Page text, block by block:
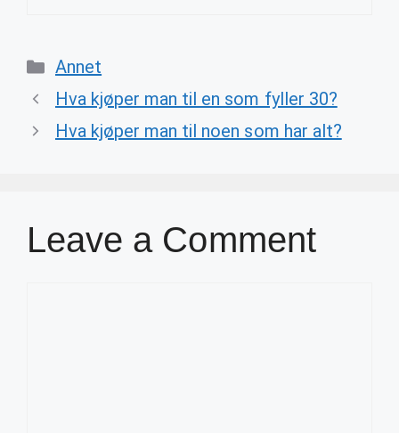
Categories
Annet
Hva kjøper man til en som fyller 30?
Hva kjøper man til noen som har alt?
Leave a Comment